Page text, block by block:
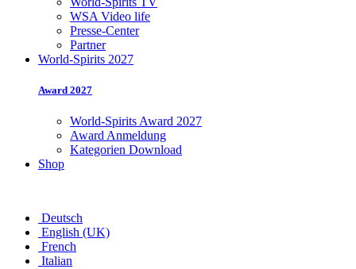
WSA Video life
Presse-Center
Partner
World-Spirits 2027
Award 2027
World-Spirits Award 2027
Award Anmeldung
Kategorien Download
Shop
Deutsch
English (UK)
French
Italian